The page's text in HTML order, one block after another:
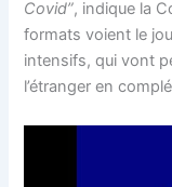
Covid”, indique la
formats voient le
intensifs, qui vont
l’étranger en